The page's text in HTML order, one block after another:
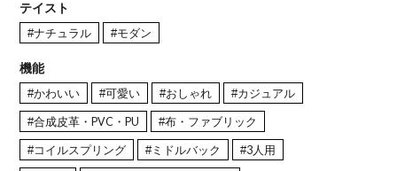
テイスト
#ナチュラル #モダン
機能
#かわいい #可愛い #おしゃれ #カジュアル
#合成皮革・PVC・PU #布・ファブリック
#コイルスプリング #ミドルバック #3人用